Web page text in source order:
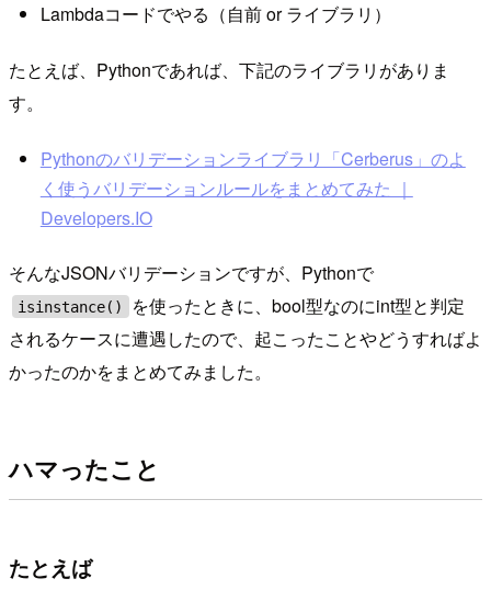
Lambdaコードでやる（自前 or ライブラリ）
たとえば、Pythonであれば、下記のライブラリがありま
す。
Pythonのバリデーションライブラリ「Cerberus」のよ
く使うバリデーションルールをまとめてみた ｜
Developers.IO
そんなJSONバリデーションですが、Pythonで
isinstance()
を使ったときに、bool型なのにint型と判定
されるケースに遭遇したので、起こったことやどうすればよ
かったのかをまとめてみました。
ハマったこと
たとえば